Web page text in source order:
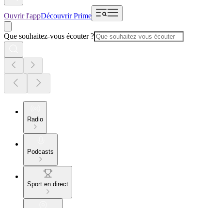
Ouvrir l'appDécouvrir Prime
Que souhaitez-vous écouter ?
Radio
Podcasts
Sport en direct